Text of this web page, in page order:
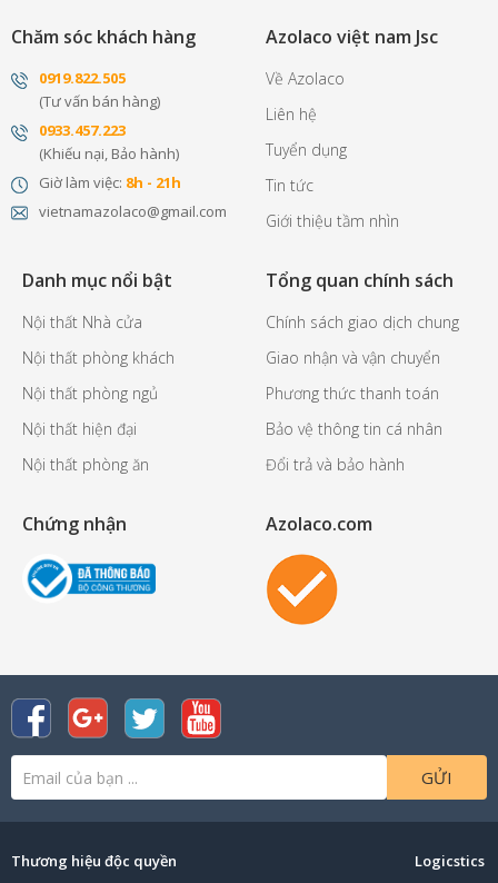
Chăm sóc khách hàng
0919.822.505
(Tư vấn bán hàng)
0933.457.223
(Khiếu nại, Bảo hành)
Giờ làm việc: 8h - 21h
vietnamazolaco@gmail.com
Azolaco việt nam Jsc
Về Azolaco
Liên hệ
Tuyển dụng
Tin tức
Giới thiệu tầm nhìn
Danh mục nổi bật
Nội thất Nhà cửa
Nội thất phòng khách
Nội thất phòng ngủ
Nội thất hiện đại
Nội thất phòng ăn
Tổng quan chính sách
Chính sách giao dịch chung
Giao nhận và vận chuyển
Phương thức thanh toán
Bảo vệ thông tin cá nhân
Đổi trả và bảo hành
Chứng nhận Azolaco.com
GỬI
Thương hiệu độc quyền Logicstics